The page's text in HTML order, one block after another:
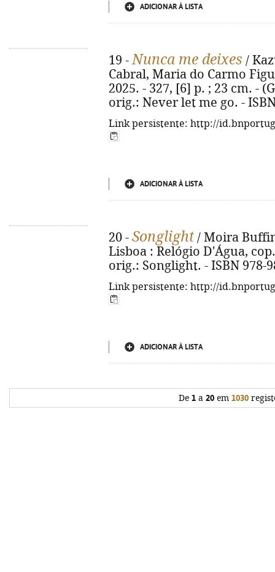
ADICIONAR À LISTA
19 -Nunca me deixes /
Cabral, Maria do Carmo
2025. - 327, [6] p. ; 23 cm. -
orig.: Never let me go. -
Link persistente: http://
ADICIONAR À LISTA
20 - Songlight/ Moira
Lisboa : Relógio D'Água,
orig.: Songlight. - ISBN 978-
Link persistente: http://
ADICIONAR À LISTA
De 1a 20em 1030